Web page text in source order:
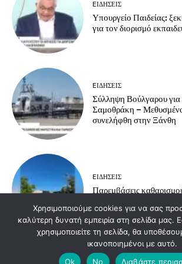
EΙΔΗΣΕΙΣ
Υπουργείο Παιδείας:
για τον διορισμό
EΙΔΗΣΕΙΣ
Σύλληψη Βούλγαρου για
Σαμοθράκη –
συνελήφθη στην Ξάνθη
EΙΔΗΣΕΙΣ
Παρεμβάσεις
Load more
Χρησιμοποιούμε cookies για να σας
καλύτερη δυνατή εμπειρία στη σελίδα μας.
χρησιμοποιείτε τη σελίδα, θα
ικανοποιημένοι με αυτό.
Ok
No Διαβάστε